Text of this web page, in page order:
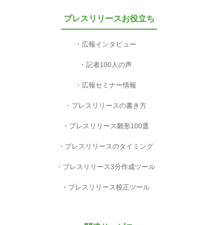
プレスリリースお役立ち
広報インタビュー
記者100人の声
広報セミナー情報
プレスリリースの書き方
プレスリリース雛形100選
プレスリリースのタイミング
プレスリリース3分作成ツール
プレスリリース校正ツール